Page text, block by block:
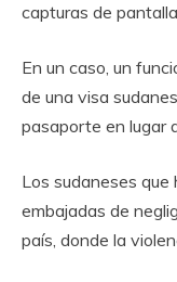
capturas de
En un caso, un
de una visa
pasaporte en lugar
Los sudaneses que
embajadas de
país, donde la